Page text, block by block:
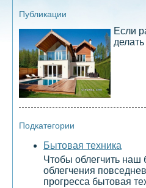
Публикации
Если
Подкатегории
Бытовая техника
Чтобы облегчить
облегчения
прогресса бытовая